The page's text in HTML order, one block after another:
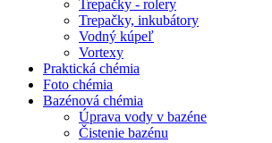
Trepačky - rolery
Trepačky, inkubátory
Vodný kúpeľ
Vortexy
Praktická chémia
Foto chémia
Bazénová chémia
Úprava vody v bazéne
Čistenie bazénu